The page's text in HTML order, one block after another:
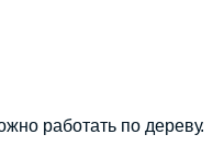
работать по дереву.